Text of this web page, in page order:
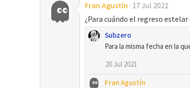
Fran Agustín 17 Jul 2021
¿Para cuándo el regreso
Subzero
Para la misma fecha en la
20 Jul 2021
Fran Agustín